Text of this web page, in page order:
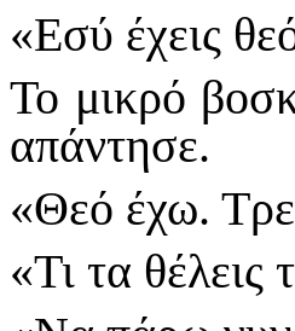
«Εσύ έχεις
Το μικρό
απάντησε.
«Θεό έχω.
«Τι τα